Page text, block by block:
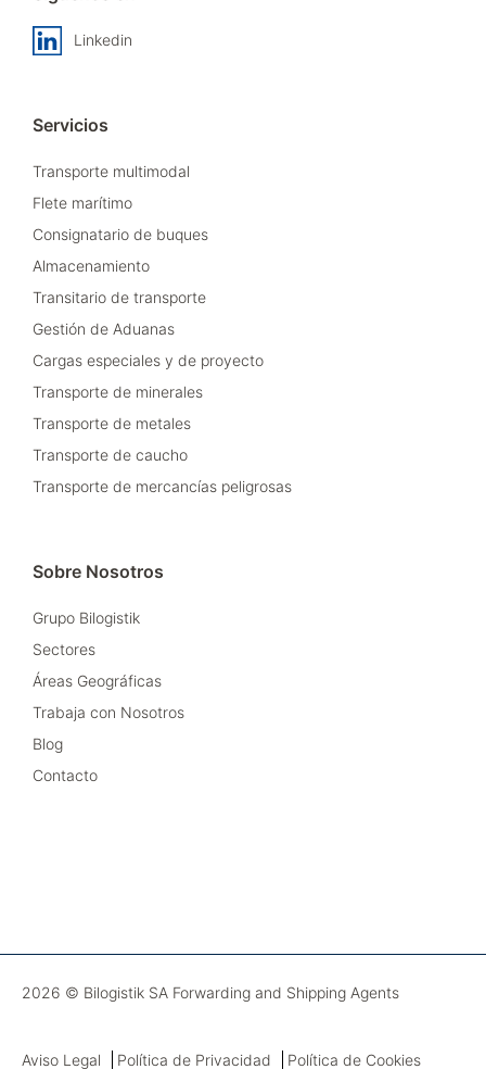
Linkedin
Servicios
Transporte multimodal
Flete marítimo
Consignatario de buques
Almacenamiento
Transitario de transporte
Gestión de Aduanas
Cargas especiales y de proyecto
Transporte de minerales
Transporte de metales
Transporte de caucho
Transporte de mercancías peligrosas
Sobre Nosotros
Grupo Bilogistik
Sectores
Áreas Geográficas
Trabaja con Nosotros
Blog
Contacto
2026 © Bilogistik SA Forwarding and Shipping Agents
Aviso Legal Política de Privacidad Política de Cookies